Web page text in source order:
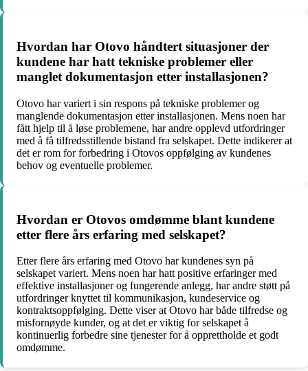
Hvordan har Otovo håndtert situasjoner der
kundene har hatt tekniske problemer eller
manglet dokumentasjon etter installasjonen?
Otovo har variert i sin respons på tekniske problemer og
manglende dokumentasjon etter installasjonen. Mens noen har
fått hjelp til å løse problemene, har andre opplevd utfordringer
med å få tilfredsstillende bistand fra selskapet. Dette indikerer at
det er rom for forbedring i Otovos oppfølging av kundenes
behov og eventuelle problemer.
Hvordan er Otovos omdømme blant kundene
etter flere års erfaring med selskapet?
Etter flere års erfaring med Otovo har kundenes syn på
selskapet variert. Mens noen har hatt positive erfaringer med
effektive installasjoner og fungerende anlegg, har andre støtt på
utfordringer knyttet til kommunikasjon, kundeservice og
kontraktsoppfølging. Dette viser at Otovo har både tilfredse og
misfornøyde kunder, og at det er viktig for selskapet å
kontinuerlig forbedre sine tjenester for å opprettholde et godt
omdømme.